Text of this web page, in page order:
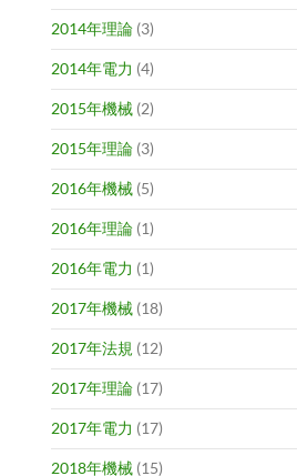
2014年理論 (3)
2014年電力 (4)
2015年機械 (2)
2015年理論 (3)
2016年機械 (5)
2016年理論 (1)
2016年電力 (1)
2017年機械 (18)
2017年法規 (12)
2017年理論 (17)
2017年電力 (17)
2018年機械 (15)